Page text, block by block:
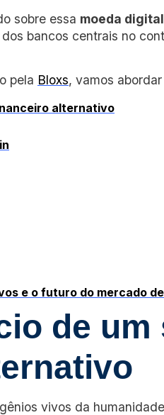
sobre essa moeda digital
bancos centrais no
pela Bloxs, vamos
alternativo
e o futuro do mercado
de um
vivos da